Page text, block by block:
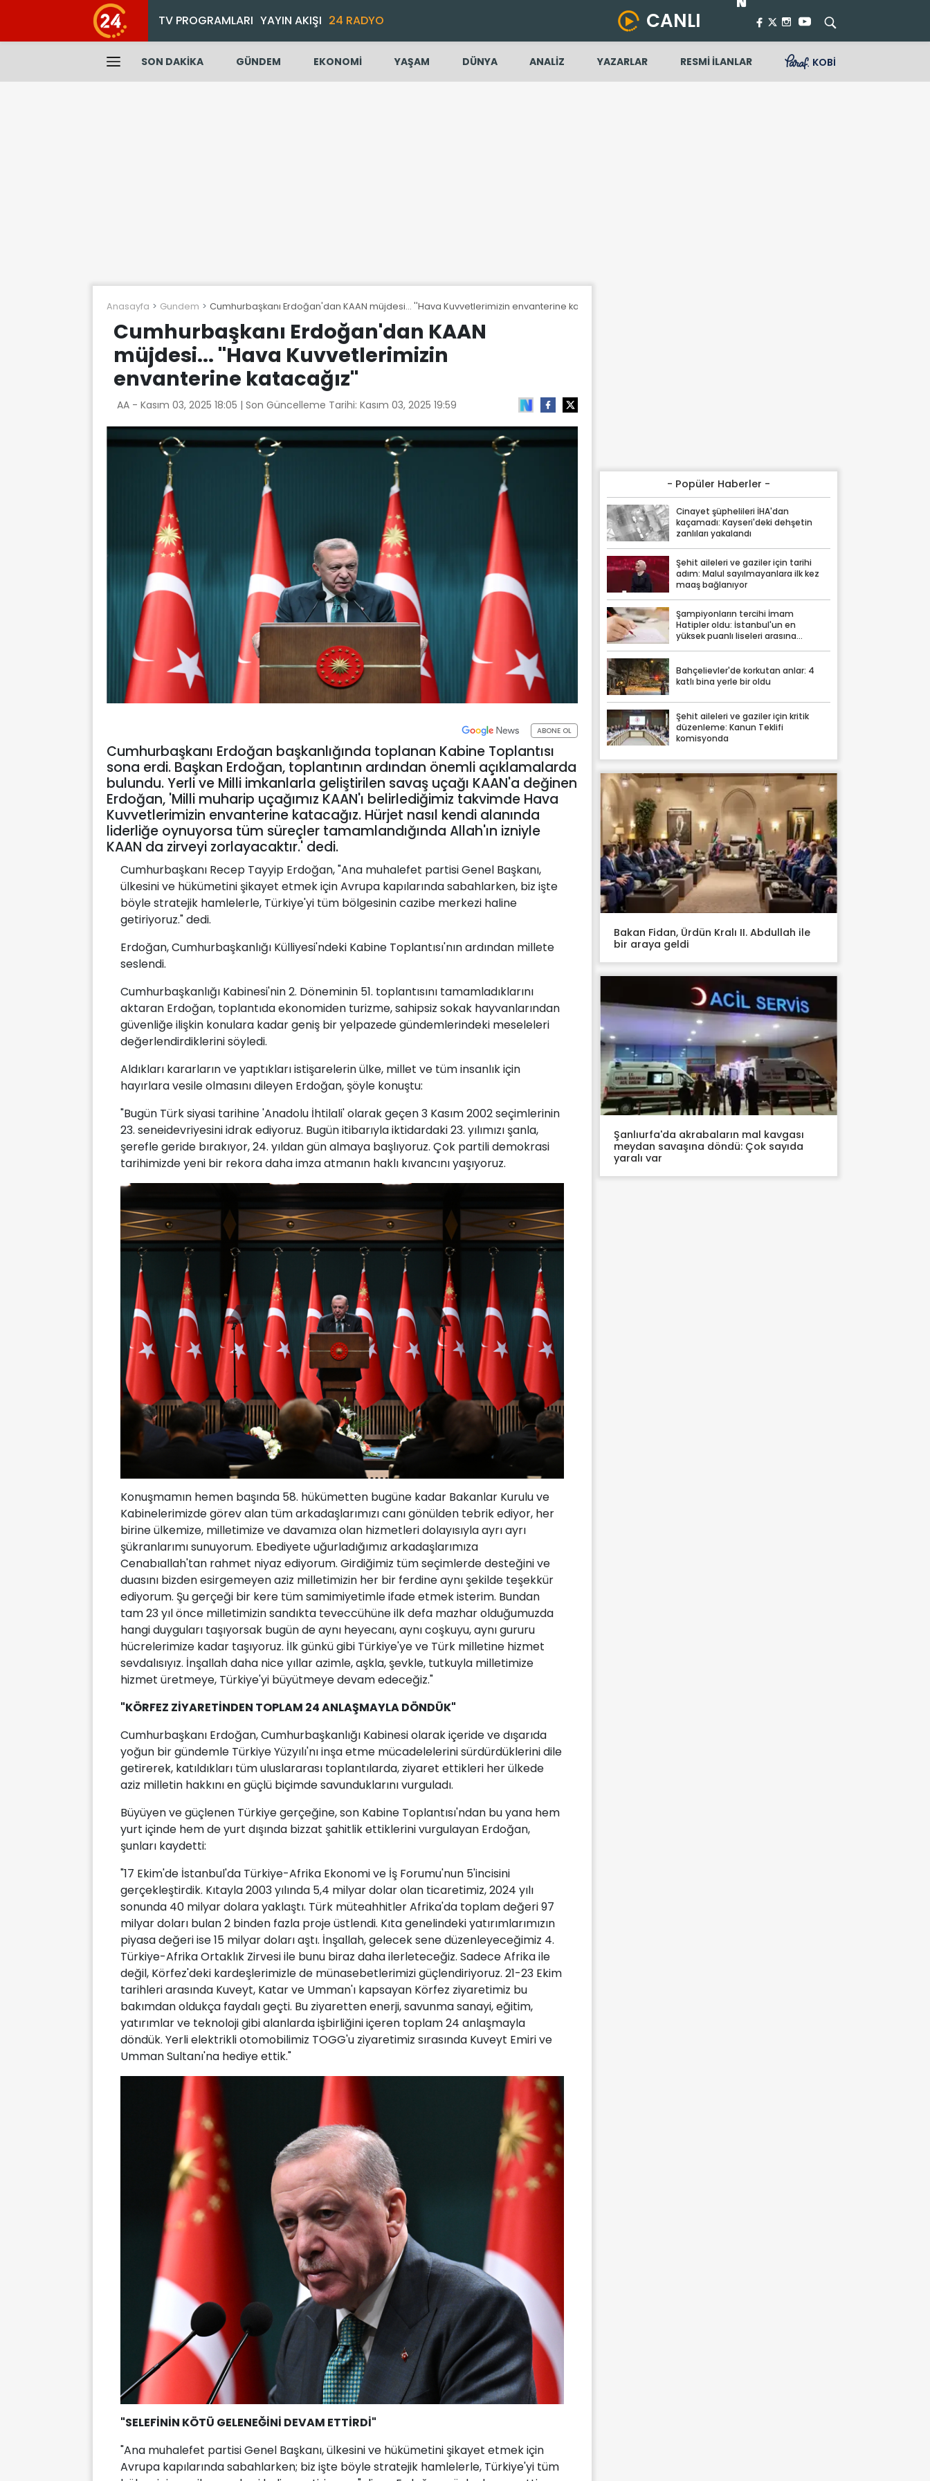
TV PROGRAMLARI YAYIN AKIŞI 24 RADYO CANLI
SON DAKİKA GÜNDEM EKONOMİ YAŞAM DÜNYA ANALİZ YAZARLAR RESMİ İLANLAR KOBİ
Anasayfa Gundem Cumhurbaşkanı Erdoğan'dan KAAN müjdesi... ''Hava Kuvvetlerimizin envanterine katacağız''
Cumhurbaşkanı Erdoğan'dan KAAN
müjdesi... ''Hava Kuvvetlerimizin
envanterine katacağız''
AA - Kasım 03, 2025 18:05 | Son Güncelleme Tarihi: Kasım 03, 2025 19:59
ABONE OL
Cumhurbaşkanı Erdoğan başkanlığında toplanan Kabine Toplantısı
sona erdi. Başkan Erdoğan, toplantının ardından önemli açıklamalarda
bulundu. Yerli ve Milli imkanlarla geliştirilen savaş uçağı KAAN'a değinen
Erdoğan, 'Milli muharip uçağımız KAAN'ı belirlediğimiz takvimde Hava
Kuvvetlerimizin envanterine katacağız. Hürjet nasıl kendi alanında
liderliğe oynuyorsa tüm süreçler tamamlandığında Allah'ın izniyle
KAAN da zirveyi zorlayacaktır.' dedi.
Cumhurbaşkanı Recep Tayyip Erdoğan, "Ana muhalefet partisi Genel Başkanı,
ülkesini ve hükümetini şikayet etmek için Avrupa kapılarında sabahlarken, biz işte
böyle stratejik hamlelerle, Türkiye'yi tüm bölgesinin cazibe merkezi haline
getiriyoruz." dedi.
Erdoğan, Cumhurbaşkanlığı Külliyesi'ndeki Kabine Toplantısı'nın ardından millete
seslendi.
Cumhurbaşkanlığı Kabinesi'nin 2. Döneminin 51. toplantısını tamamladıklarını
aktaran Erdoğan, toplantıda ekonomiden turizme, sahipsiz sokak hayvanlarından
güvenliğe ilişkin konulara kadar geniş bir yelpazede gündemlerindeki meseleleri
değerlendirdiklerini söyledi.
Aldıkları kararların ve yaptıkları istişarelerin ülke, millet ve tüm insanlık için
hayırlara vesile olmasını dileyen Erdoğan, şöyle konuştu:
"Bugün Türk siyasi tarihine 'Anadolu İhtilali' olarak geçen 3 Kasım 2002 seçimlerinin
23. seneidevriyesini idrak ediyoruz. Bugün itibarıyla iktidardaki 23. yılımızı şanla,
şerefle geride bırakıyor, 24. yıldan gün almaya başlıyoruz. Çok partili demokrasi
tarihimizde yeni bir rekora daha imza atmanın haklı kıvancını yaşıyoruz.
Konuşmamın hemen başında 58. hükümetten bugüne kadar Bakanlar Kurulu ve
Kabinelerimizde görev alan tüm arkadaşlarımızı canı gönülden tebrik ediyor, her
birine ülkemize, milletimize ve davamıza olan hizmetleri dolayısıyla ayrı ayrı
şükranlarımı sunuyorum. Ebediyete uğurladığımız arkadaşlarımıza
Cenabıallah'tan rahmet niyaz ediyorum. Girdiğimiz tüm seçimlerde desteğini ve
duasını bizden esirgemeyen aziz milletimizin her bir ferdine aynı şekilde teşekkür
ediyorum. Şu gerçeği bir kere tüm samimiyetimle ifade etmek isterim. Bundan
tam 23 yıl önce milletimizin sandıkta teveccühüne ilk defa mazhar olduğumuzda
hangi duyguları taşıyorsak bugün de aynı heyecanı, aynı coşkuyu, aynı gururu
hücrelerimize kadar taşıyoruz. İlk günkü gibi Türkiye'ye ve Türk milletine hizmet
sevdalısıyız. İnşallah daha nice yıllar azimle, aşkla, şevkle, tutkuyla milletimize
hizmet üretmeye, Türkiye'yi büyütmeye devam edeceğiz."
"KÖRFEZ ZİYARETİNDEN TOPLAM 24 ANLAŞMAYLA DÖNDÜK"
Cumhurbaşkanı Erdoğan, Cumhurbaşkanlığı Kabinesi olarak içeride ve dışarıda
yoğun bir gündemle Türkiye Yüzyılı'nı inşa etme mücadelelerini sürdürdüklerini dile
getirerek, katıldıkları tüm uluslararası toplantılarda, ziyaret ettikleri her ülkede
aziz milletin hakkını en güçlü biçimde savunduklarını vurguladı.
Büyüyen ve güçlenen Türkiye gerçeğine, son Kabine Toplantısı'ndan bu yana hem
yurt içinde hem de yurt dışında bizzat şahitlik ettiklerini vurgulayan Erdoğan,
şunları kaydetti:
"17 Ekim'de İstanbul'da Türkiye-Afrika Ekonomi ve İş Forumu'nun 5'incisini
gerçekleştirdik. Kıtayla 2003 yılında 5,4 milyar dolar olan ticaretimiz, 2024 yılı
sonunda 40 milyar dolara yaklaştı. Türk müteahhitler Afrika'da toplam değeri 97
milyar doları bulan 2 binden fazla proje üstlendi. Kıta genelindeki yatırımlarımızın
piyasa değeri ise 15 milyar doları aştı. İnşallah, gelecek sene düzenleyeceğimiz 4.
Türkiye-Afrika Ortaklık Zirvesi ile bunu biraz daha ilerleteceğiz. Sadece Afrika ile
değil, Körfez'deki kardeşlerimizle de münasebetlerimizi güçlendiriyoruz. 21-23 Ekim
tarihleri arasında Kuveyt, Katar ve Umman'ı kapsayan Körfez ziyaretimiz bu
bakımdan oldukça faydalı geçti. Bu ziyaretten enerji, savunma sanayi, eğitim,
yatırımlar ve teknoloji gibi alanlarda işbirliğini içeren toplam 24 anlaşmayla
döndük. Yerli elektrikli otomobilimiz TOGG'u ziyaretimiz sırasında Kuveyt Emiri ve
Umman Sultanı'na hediye ettik."
"SELEFİNİN KÖTÜ GELENEĞİNİ DEVAM ETTİRDİ"
"Ana muhalefet partisi Genel Başkanı, ülkesini ve hükümetini şikayet etmek için
Avrupa kapılarında sabahlarken; biz işte böyle stratejik hamlelerle, Türkiye'yi tüm
- Popüler Haberler -
Cinayet şüphelileri İHA'dan
kaçamadı: Kayseri'deki dehşetin
zanlıları yakalandı
Şehit aileleri ve gaziler için tarihi
adım: Malul sayılmayanlara ilk kez
maaş bağlanıyor
Şampiyonların tercihi İmam
Hatipler oldu: İstanbul'un en
yüksek puanlı liseleri arasına
Bahçelievler'de korkutan anlar: 4
katlı bina yerle bir oldu
Şehit aileleri ve gaziler için kritik
düzenleme: Kanun Teklifi
komisyonda
Bakan Fidan, Ürdün Kralı II. Abdullah ile
bir araya geldi
Şanlıurfa'da akrabaların mal kavgası
meydan savaşına döndü: Çok sayıda
yaralı var